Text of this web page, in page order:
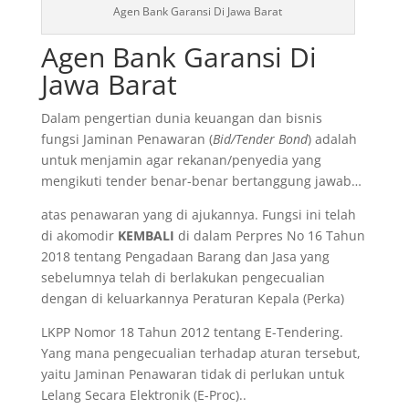
Agen Bank Garansi Di Jawa Barat
Agen Bank Garansi Di
Jawa Barat
Dalam pengertian dunia keuangan dan bisnis
fungsi Jaminan Penawaran (Bid/Tender Bond) adalah
untuk menjamin agar rekanan/penyedia yang
mengikuti tender benar-benar bertanggung jawab…
atas penawaran yang di ajukannya. Fungsi ini telah
di akomodir KEMBALI di dalam Perpres No 16 Tahun
2018 tentang Pengadaan Barang dan Jasa yang
sebelumnya telah di berlakukan pengecualian
dengan di keluarkannya Peraturan Kepala (Perka)
LKPP Nomor 18 Tahun 2012 tentang E-Tendering.
Yang mana pengecualian terhadap aturan tersebut,
yaitu Jaminan Penawaran tidak di perlukan untuk
Lelang Secara Elektronik (E-Proc)..